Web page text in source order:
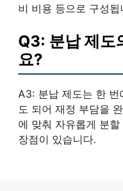
비 비용 등으로 구성됩
Q3: 분납 제도
요?
A3: 분납 제도는 한
도 되어 재정 부담을
에 맞춰 자유롭게 분
장점이 있습니다.